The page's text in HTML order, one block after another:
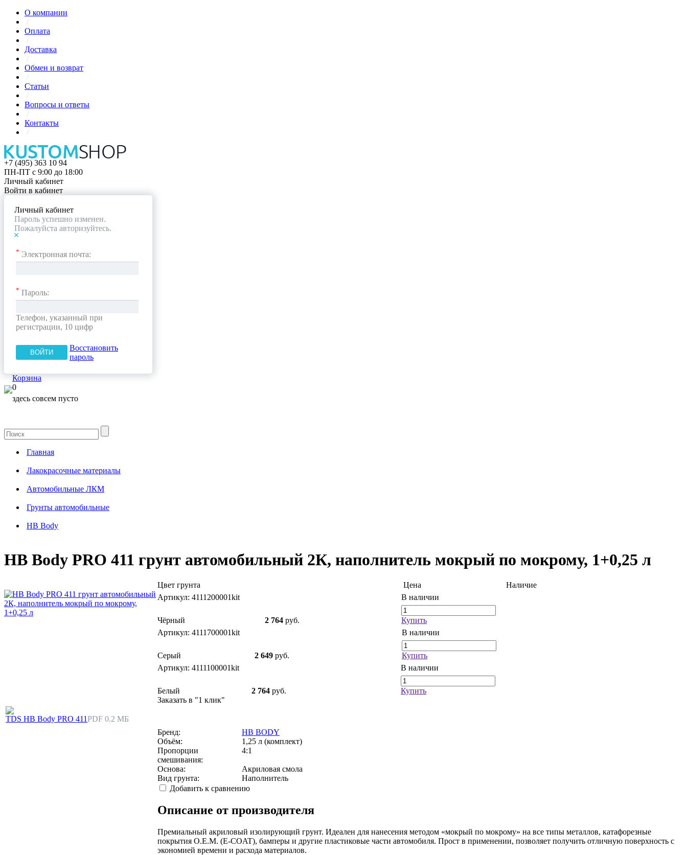
О компании
/
Оплата
/
Доставка
/
Обмен и возврат
/
Статьи
/
Вопросы и ответы
/
Контакты
/
+7 (495) 363 10 94
ПН-ПТ с 9:00 до 18:00
Личный кабинет
Войти в кабинет
Личный кабинет
Пароль успешно изменен.
Пожалуйста авторизуйтесь.
* Электронная почта:
* Пароль:
Телефон, указанный при
регистрации, 10 цифр
Восстановить
пароль
Корзина
0
здесь совсем пусто
Главная
Лакокрасочные материалы
Автомобильные ЛКМ
Грунты автомобильные
HB Body
HB Body PRO 411 грунт автомобильный 2К, наполнитель мокрый по мокрому, 1+0,25 л
Цвет грунта Цена
Наличие
Артикул: 4111200001kit
В наличии
Чёрный 2 764 руб.
Купить
Артикул: 4111700001kit
В наличии
Серый 2 649 руб.
Купить
Артикул: 4111100001kit
В наличии
Белый 2 764 руб.
Купить
Заказать в "1 клик"
TDS HB Body PRO 411PDF 0.2 МБ
Бренд:
HB BODY
Объём:
1,25 л (комплект)
Пропорции
смешивания:
4:1
Основа:
Акриловая смола
Вид грунта:
Наполнитель
Добавить к сравнению
Описание от производителя
Премиальный акриловый изолирующий грунт. Идеален для нанесения методом «мокрый по мокрому» на все типы металлов, катафорезные
покрытия O.E.M. (E-COAT), бамперы и другие пластиковые части автомобиля. Прост в применении, позволяет получить отличную поверхность с
экономией времени и расхода материалов.